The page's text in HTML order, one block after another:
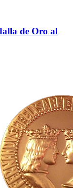
de Oro al